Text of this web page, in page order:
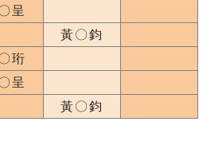
呈
黃〇鈞
珩
呈
黃〇鈞